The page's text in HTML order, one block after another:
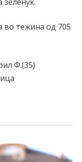
во тежина од 705
Ф.(35)